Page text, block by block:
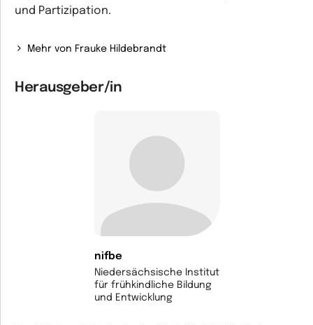
und Partizipation.
Mehr von Frauke Hildebrandt
Herausgeber/in
nifbe
Niedersächsische Institut
für frühkindliche Bildung
und Entwicklung